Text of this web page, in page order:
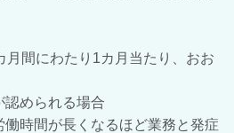
月間にわたり1カ月当たり、おお
認められる場合
時間が長くなるほど業務と発症